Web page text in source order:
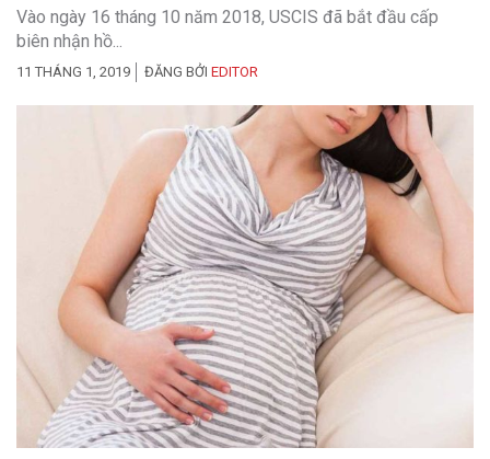
Vào ngày 16 tháng 10 năm 2018, USCIS đã bắt đầu cấp
biên nhận hồ...
11 THÁNG 1, 2019 ĐĂNG BỞI EDITOR